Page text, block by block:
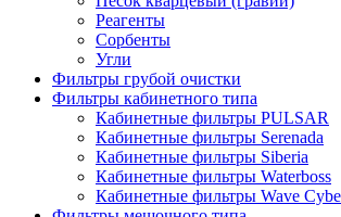
Реагенты
Сорбенты
Угли
Фильтры грубой очистки
Фильтры кабинетного типа
Кабинетные фильтры PULSAR
Кабинетные фильтры Serenada
Кабинетные фильтры Siberia
Кабинетные фильтры Waterboss
Кабинетные фильтры Wave